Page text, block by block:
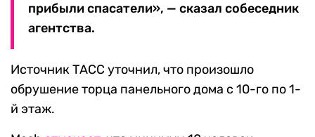
прибыли спасатели», — сказал собеседник
агентства.
Источник ТАСС уточнил, что произошло
обрушение торца панельного дома с 10-го по 1-
й этаж.